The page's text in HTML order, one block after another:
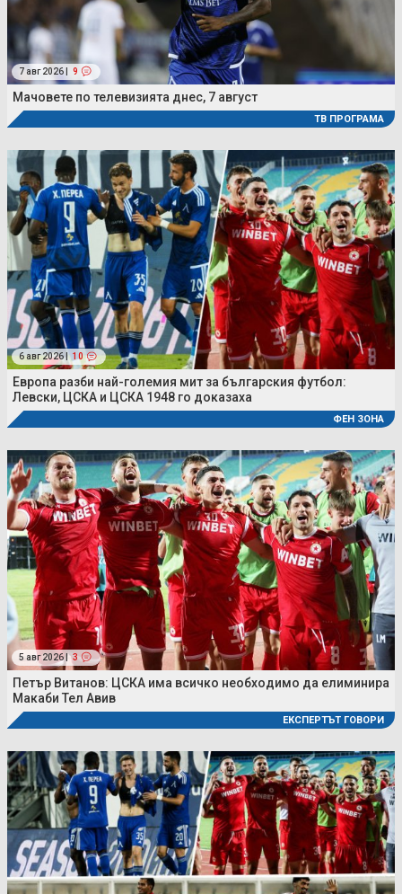
7 авг 2026 | 9
Мачовете по телевизията днес, 7 август
ТВ ПРОГРАМА
6 авг 2026 | 10
Европа разби най-големия мит за българския футбол:
Левски, ЦСКА и ЦСКА 1948 го доказаха
ФЕН ЗОНА
5 авг 2026 | 3
Петър Витанов: ЦСКА има всичко необходимо да елиминира
Макаби Тел Авив
ЕКСПЕРТЪТ ГОВОРИ